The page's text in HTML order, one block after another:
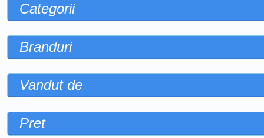
Categorii
Branduri
Vandut de
Pret